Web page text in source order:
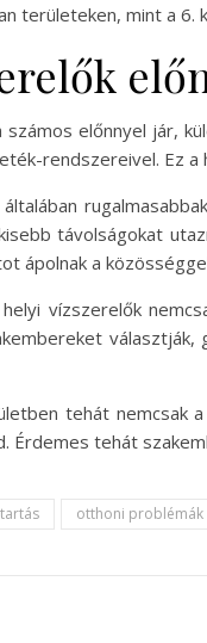
területeken, mint a
előnnyel jár,
rendszereivel. Ez
távolságokat
ápolnak a
vízszerelők
tehát nemcsak
Érdemes tehát
otthoni problémák